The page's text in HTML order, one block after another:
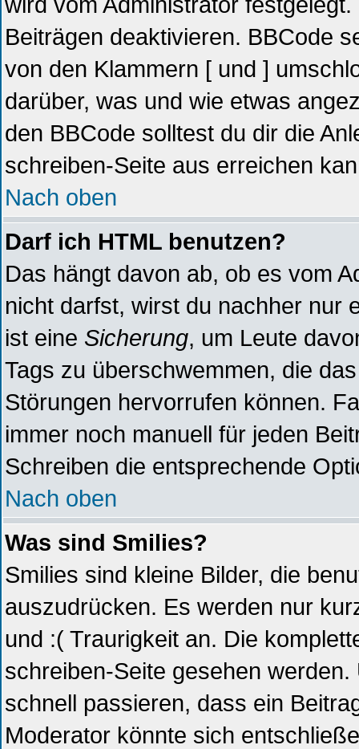
Beiträgen deaktivieren. BBCode
von den Klammern [ und ]
darüber, was und wie etwas
den BBCode solltest du dir die
schreiben-Seite aus erreichen
Nach oben
Darf ich HTML benutzen?
Das hängt davon ab, ob es vom
nicht darfst, wirst du nachher nur
ist eine Sicherung, um Leute
Tags zu überschwemmen, die
Störungen hervorrufen können.
immer noch manuell für jeden
Schreiben die entsprechende
Nach oben
Was sind Smilies?
Smilies sind kleine Bilder, die
auszudrücken. Es werden nur
und :( Traurigkeit an. Die
schreiben-Seite gesehen
schnell passieren, dass ein
Moderator könnte sich